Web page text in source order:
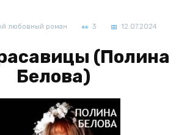
любовный роман 3 12.07.2024
(Полина
Белова)